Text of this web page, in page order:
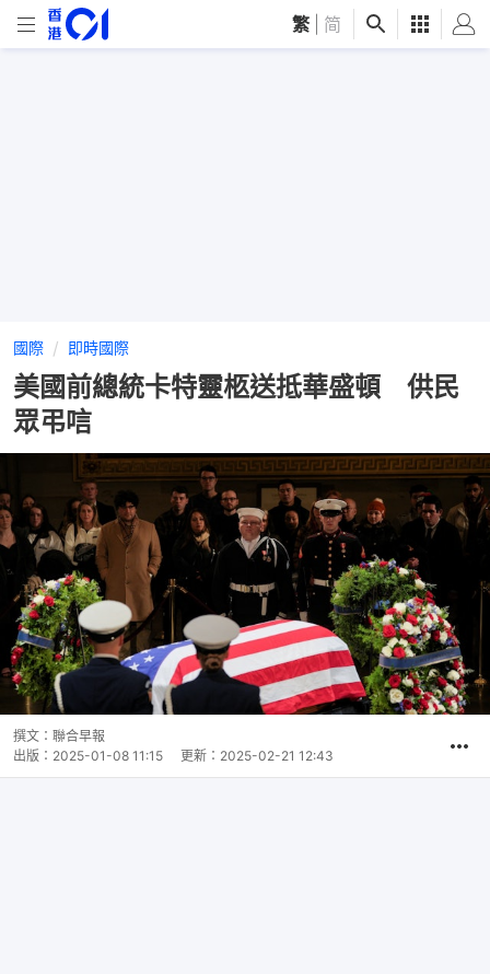
繁 简
國際 即時國際
美國前總統卡特靈柩送抵華盛頓 供民
眾弔唁
撰文： 聯合早報
出版： 2025-01-08 11:15 更新： 2025-02-21 12:43